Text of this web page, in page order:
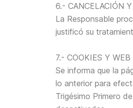
6.- CANCELACIÓN
La Responsable
justificó su
7.- COOKIES Y WEB
Se informa que la
lo anterior para
Trigésimo Primero